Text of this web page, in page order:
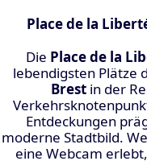
Place de la
Die Place de la
lebendigsten Plätze
Brest in der
Entdeckungen
moderne Stadtbild.
eine Webcam